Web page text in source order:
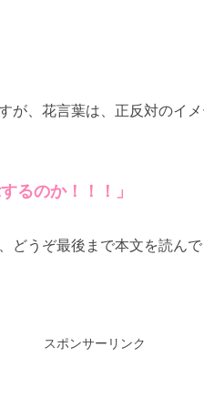
が、花言葉は、正反対のイ
るのか！！！」
どうぞ最後まで本文を読んで
スポンサーリンク